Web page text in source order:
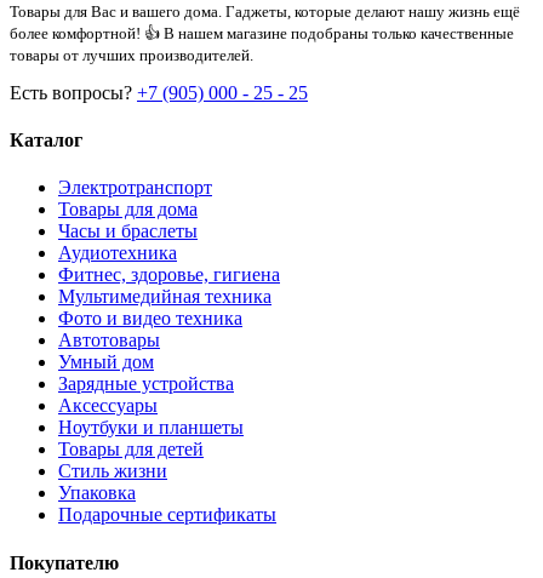
Товары для Вас и вашего дома. Гаджеты, которые делают нашу жизнь ещё
более комфортной! 👍 В нашем магазине подобраны только качественные
товары от лучших производителей.
Есть вопросы? +7 (905) 000 - 25 - 25
Каталог
Электротранспорт
Товары для дома
Часы и браслеты
Аудиотехника
Фитнес, здоровье, гигиена
Мультимедийная техника
Фото и видео техника
Автотовары
Умный дом
Зарядные устройства
Аксессуары
Ноутбуки и планшеты
Товары для детей
Стиль жизни
Упаковка
Подарочные сертификаты
Покупателю